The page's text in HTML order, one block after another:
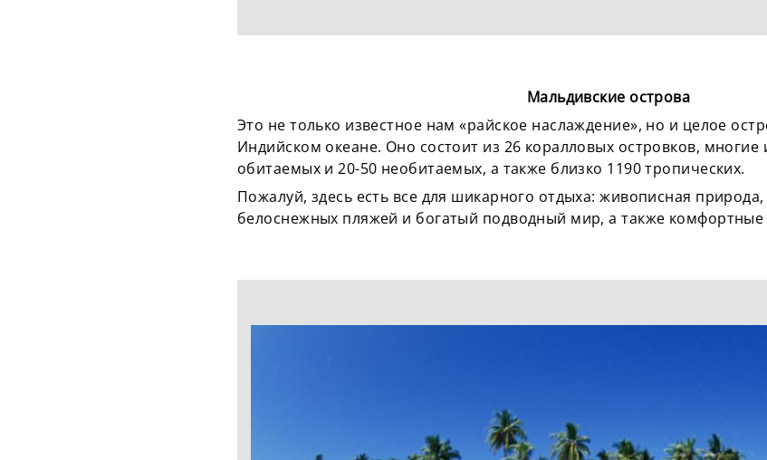
Мальдивские острова
Это не только известное нам «райское наслаждение», но и целое
Индийском океане. Оно состоит из 26 коралловых островков, многие
обитаемых и 20-50 необитаемых, а также близко 1190 тропических.
Пожалуй, здесь есть все для шикарного отдыха: живописная
белоснежных пляжей и богатый подводный мир, а также